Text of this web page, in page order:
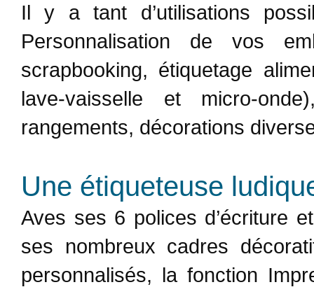
Il y a tant d’utilisations
Personnalisation de vos
scrapbooking, étiquetage
lave-vaisselle et micro-
rangements, décorations
Une étiqueteuse
Aves ses 6 polices d’écriture
ses nombreux cadres
personnalisés, la fonction